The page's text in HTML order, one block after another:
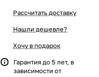
Рассчитать доставку
Нашли дешевле?
Хочу в подарок
Гарантия до 5 лет, в
зависимости от